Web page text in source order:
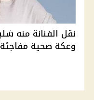
نقل الفنانة منه
وعكة صحية مفاجئة